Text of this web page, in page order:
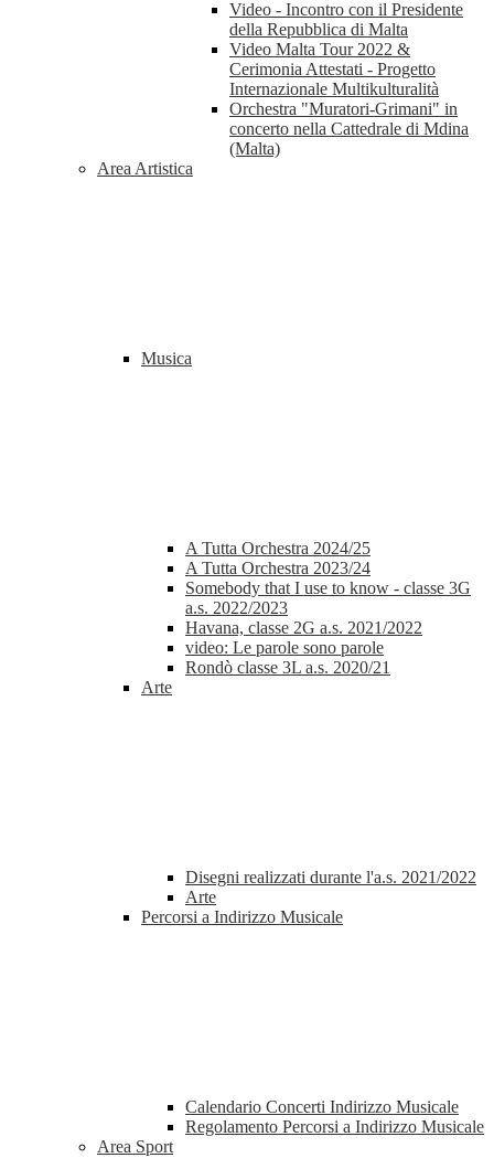
Video - Incontro con il Presidente
della Repubblica di Malta
Video Malta Tour 2022 &
Cerimonia Attestati - Progetto
Internazionale Multikulturalità
Orchestra "Muratori-Grimani" in
concerto nella Cattedrale di Mdina
(Malta)
Area Artistica
Musica
A Tutta Orchestra 2024/25
A Tutta Orchestra 2023/24
Somebody that I use to know - classe 3G
a.s. 2022/2023
Havana, classe 2G a.s. 2021/2022
video: Le parole sono parole
Rondò classe 3L a.s. 2020/21
Arte
Disegni realizzati durante l'a.s. 2021/2022
Arte
Percorsi a Indirizzo Musicale
Calendario Concerti Indirizzo Musicale
Regolamento Percorsi a Indirizzo Musicale
Area Sport